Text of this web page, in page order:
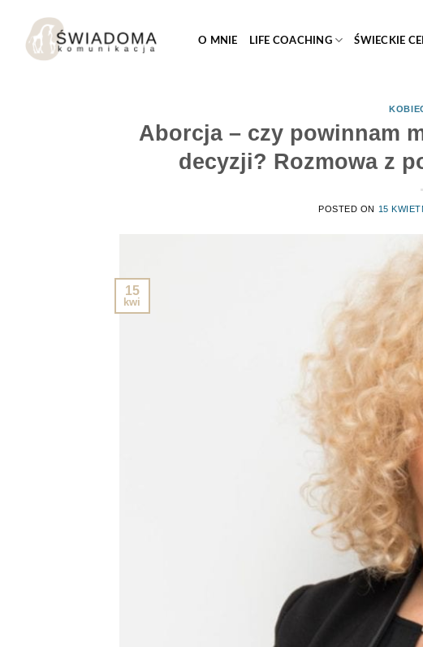
treści
O MNIE LIFE COACHING ŚWIECKIE
Aborcja – czy powinnam
decyzji? Rozmowa z
POSTED ON 15
15
kwi